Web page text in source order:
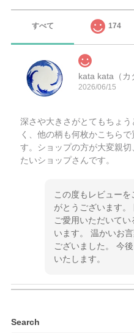
すべて 174
kata kata（カ
2026/06/15
深さや大きさがとてもちょ
く、他の柄も何枚かこちら
す。ショップの方が大変親
たいショップさんです。
この度もレビュー
がとうございます
ご愛用いただいて
います。 温かいお
ございました。 今
いたします。
Search